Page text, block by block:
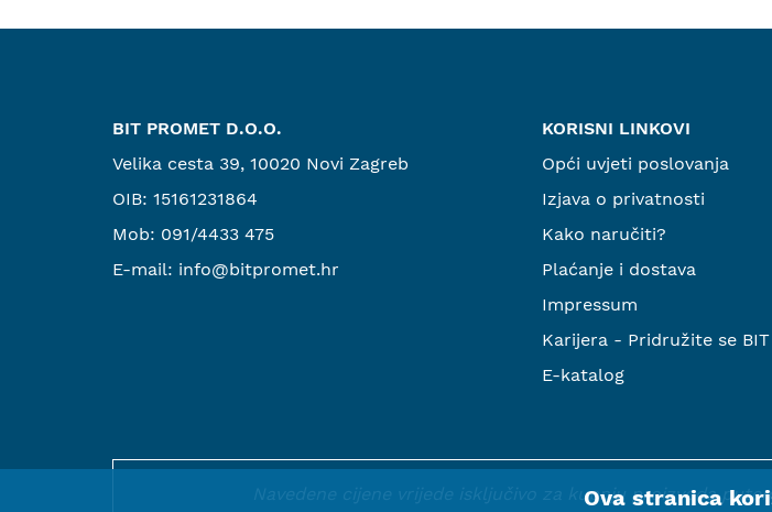
BIT PROMET D.O.O.
Velika cesta 39, 10020 Novi Zagreb
OIB: 15161231864
Mob: 091/4433 475
E-mail: info@bitpromet.hr
KORISNI LINKOVI
Opći uvjeti poslovanja
Izjava o privatnosti
Kako naručiti?
Plaćanje i dostava
Impressum
Karijera - Pridružite se
E-katalog
Navedene cijene vrijede isključivo za kupnju proizvoda
Ova stranica